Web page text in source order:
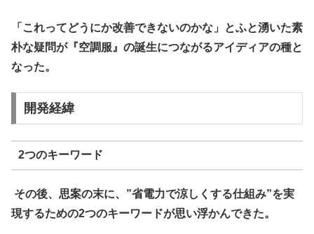
「これってどうにか改善できないのかな」とふと湧いた素
朴な疑問が『空調服』の誕生につながるアイディアの種と
なった。
開発経緯
2つのキーワード
その後、思案の末に、”省電力で涼しくする仕組み”を実
現するための2つのキーワードが思い浮かんできた。